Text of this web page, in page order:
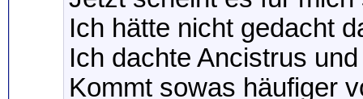
Ich hätte nicht gedacht
Ich dachte Ancistrus
Kommt sowas häufiger